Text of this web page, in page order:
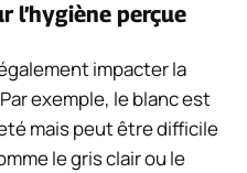
l’hygiène perçue
impacter la
exemple, le blanc est
mais peut être difficile
le gris clair ou le